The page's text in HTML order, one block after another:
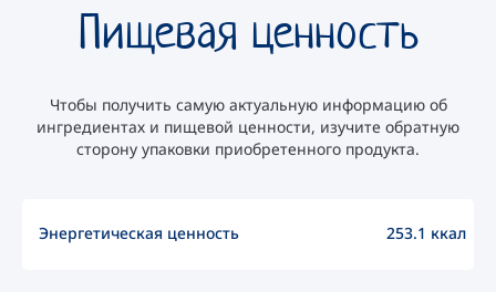
Пищевая ценность
Чтобы получить самую актуальную информацию об
ингредиентах и пищевой ценности, изучите обратную
сторону упаковки приобретенного продукта.
Энергетическая ценность 253.1 ккал